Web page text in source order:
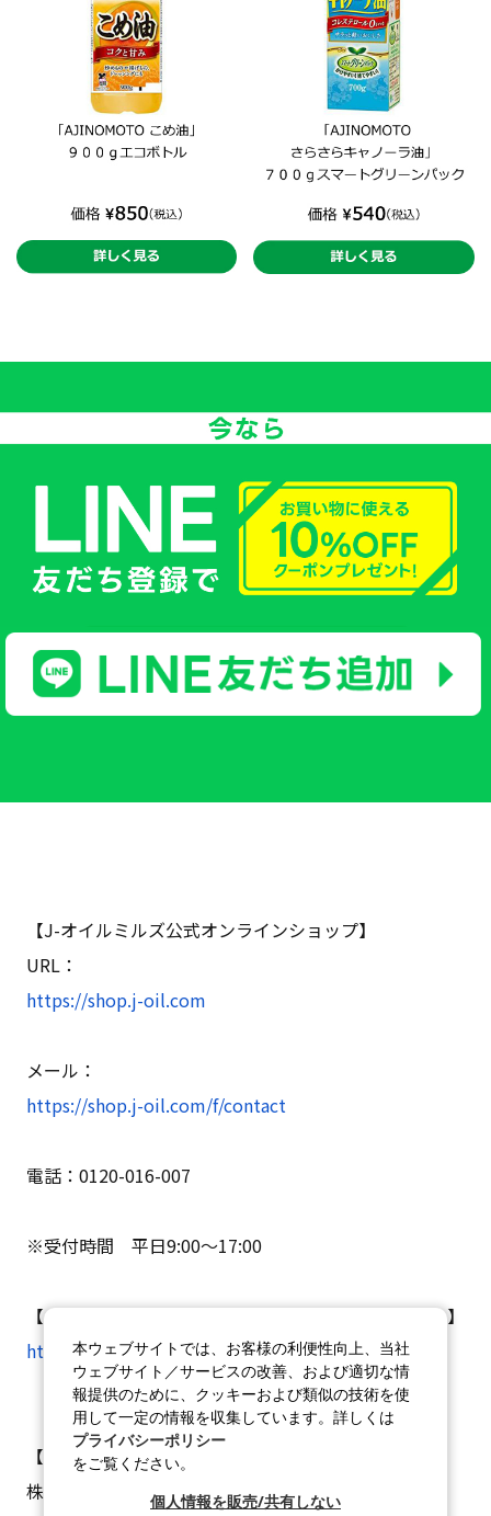
【J-オイルミルズ公式オンラインショップ】
URL：
https://shop.j-oil.com
メール：
https://shop.j-oil.com/f/contact
電話：0120-016-007
※受付時間 平日9:00～17:00
【メールマガジンのサービス変更・解除はこちらから】
https://shop.j-oil.com/p/newsletter/unsubscribe
【配信者】
株式会社J-オイルミルズ
本ウェブサイトでは、お客様の利便性向上、当社
ウェブサイト／サービスの改善、および適切な情
報提供のために、クッキーおよび類似の技術を使
用して一定の情報を収集しています。詳しくは
プライバシーポリシー
をご覧ください。
個人情報を販売/共有しない